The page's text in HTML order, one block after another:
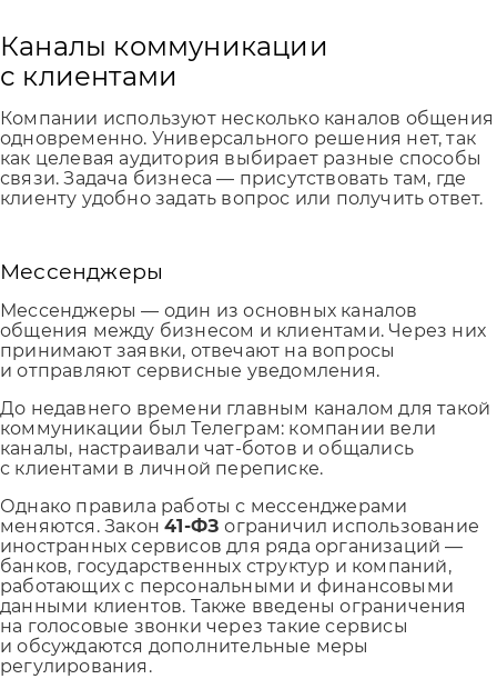
Каналы коммуникации
с клиентами
Компании используют несколько каналов общения
одновременно. Универсального решения нет, так
как целевая аудитория выбирает разные способы
связи. Задача бизнеса — присутствовать там, где
клиенту удобно задать вопрос или получить ответ.
Мессенджеры
Мессенджеры — один из основных каналов
общения между бизнесом и клиентами. Через них
принимают заявки, отвечают на вопросы
и отправляют сервисные уведомления.
До недавнего времени главным каналом для такой
коммуникации был Телеграм: компании вели
каналы, настраивали чат-ботов и общались
с клиентами в личной переписке.
Однако правила работы с мессенджерами
меняются. Закон41-ФЗ ограничил использование
иностранных сервисов для ряда организаций —
банков, государственных структур и компаний,
работающих с персональными и финансовыми
данными клиентов. Также введены ограничения
на голосовые звонки через такие сервисы
и обсуждаются дополнительные меры
регулирования.